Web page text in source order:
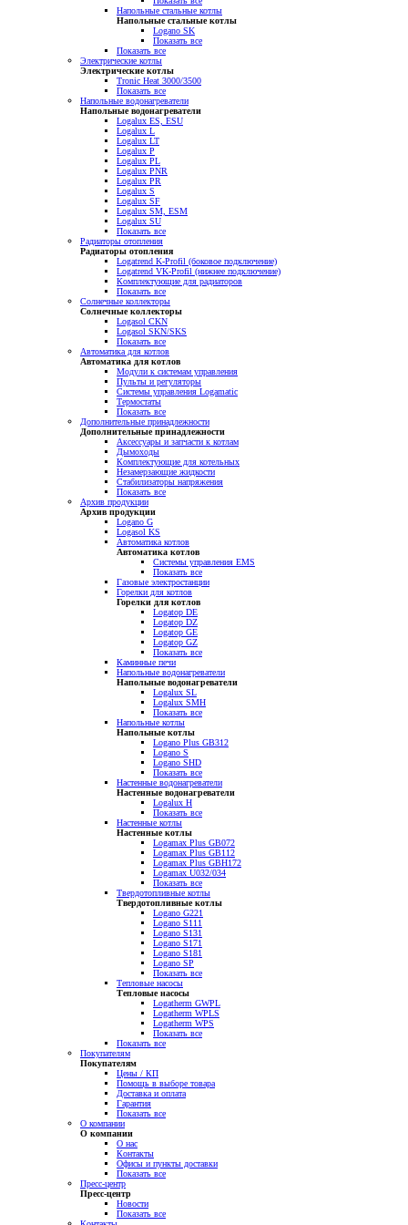
Напольные стальные котлы
Напольные стальные котлы
Logano SK
Показать все
Показать все
Электрические котлы
Электрические котлы
Tronic Heat 3000/3500
Показать все
Напольные водонагреватели
Напольные водонагреватели
Logalux ES, ESU
Logalux L
Logalux LT
Logalux P
Logalux PL
Logalux PNR
Logalux PR
Logalux S
Logalux SF
Logalux SM, ESM
Logalux SU
Показать все
Радиаторы отопления
Радиаторы отопления
Logatrend K-Profil (боковое подключение)
Logatrend VK-Profil (нижнее подключение)
Комплектующие для радиаторов
Показать все
Солнечные коллекторы
Солнечные коллекторы
Logasol CKN
Logasol SKN/SKS
Показать все
Автоматика для котлов
Автоматика для котлов
Модули к системам управления
Пульты и регуляторы
Системы управления Logamatic
Термостаты
Показать все
Дополнительные принадлежности
Дополнительные принадлежности
Аксессуары и запчасти к котлам
Дымоходы
Комплектующие для котельных
Незамерзающие жидкости
Стабилизаторы напряжения
Показать все
Архив продукции
Архив продукции
Logano G
Logasol KS
Автоматика котлов
Автоматика котлов
Системы управления EMS
Показать все
Газовые электростанции
Горелки для котлов
Горелки для котлов
Logatop DE
Logatop DZ
Logatop GE
Logatop GZ
Показать все
Каминные печи
Напольные водонагреватели
Напольные водонагреватели
Logalux SL
Logalux SMH
Показать все
Напольные котлы
Напольные котлы
Logano Plus GB312
Logano S
Logano SHD
Показать все
Настенные водонагреватели
Настенные водонагреватели
Logalux H
Показать все
Настенные котлы
Настенные котлы
Logamax Plus GB072
Logamax Plus GB112
Logamax Plus GBH172
Logamax U032/034
Показать все
Твердотопливные котлы
Твердотопливные котлы
Logano G221
Logano S111
Logano S131
Logano S171
Logano S181
Logano SP
Показать все
Тепловые насосы
Тепловые насосы
Logatherm GWPL
Logatherm WPLS
Logatherm WPS
Показать все
Показать все
Покупателям
Покупателям
Цены / КП
Помощь в выборе товара
Доставка и оплата
Гарантия
Показать все
О компании
О компании
О нас
Контакты
Офисы и пункты доставки
Показать все
Пресс-центр
Пресс-центр
Новости
Показать все